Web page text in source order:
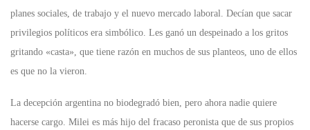
planes sociales, de trabajo y el nuevo mercado laboral. Decían que sacar
privilegios políticos era simbólico. Les ganó un despeinado a los gritos
gritando «casta», que tiene razón en muchos de sus planteos, uno de ellos
es que no la vieron.
La decepción argentina no biodegradó bien, pero ahora nadie quiere
hacerse cargo. Milei es más hijo del fracaso peronista que de sus propios